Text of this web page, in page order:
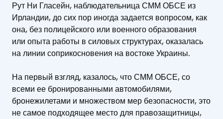
Рут Ни Гласейн, наблюдательница СММ ОБСЕ из
Ирландии, до сих пор иногда задается вопросом, как
она, без полицейского или военного образования
или опыта работы в силовых структурах, оказалась
на линии соприкосновения на востоке Украины.
На первый взгляд, казалось, что СММ ОБСЕ, со
всеми ее бронированными автомобилями,
бронежилетами и множеством мер безопасности, это
не самое подходящее место для правозащитницы,